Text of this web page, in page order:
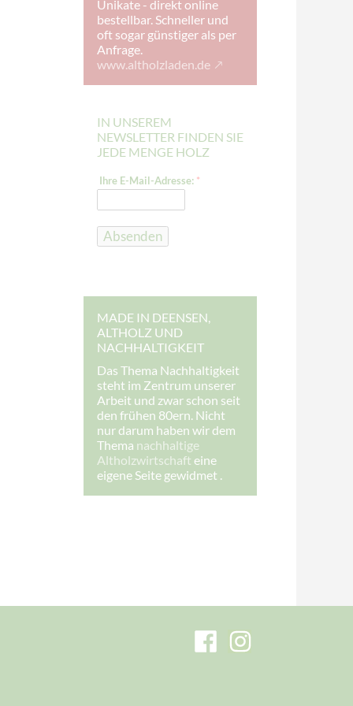
Unikate - direkt online
bestellbar. Schneller und
oft sogar günstiger als per
Anfrage.
www.altholzladen.de
IN UNSEREM
NEWSLETTER FINDEN SIE
JEDE MENGE HOLZ
-
a
-
s
e
:
I
r
e
I
h
r
e
Ihre E-Mail-Adresse: *
Absenden
MADE IN DEENSEN,
ALTHOLZ UND
NACHHALTIGKEIT
Das Thema Nachhaltigkeit
steht im Zentrum unserer
Arbeit und zwar schon seit
den frühen 80ern. Nicht
nur darum haben wir dem
Thema nachhaltige
Altholzwirtschaft eine
eigene Seite gewidmet .